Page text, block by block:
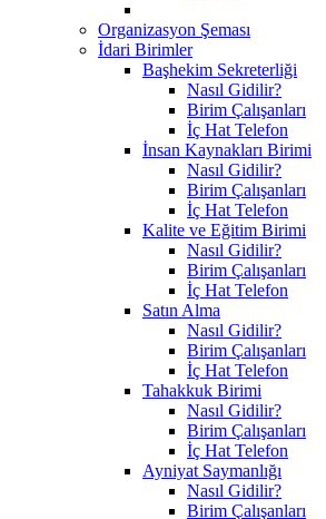
Organizasyon Şeması
İdari Birimler
Başhekim Sekreterliği
Nasıl Gidilir?
Birim Çalışanları
İç Hat Telefon
İnsan Kaynakları Birimi
Nasıl Gidilir?
Birim Çalışanları
İç Hat Telefon
Kalite ve Eğitim Birimi
Nasıl Gidilir?
Birim Çalışanları
İç Hat Telefon
Satın Alma
Nasıl Gidilir?
Birim Çalışanları
İç Hat Telefon
Tahakkuk Birimi
Nasıl Gidilir?
Birim Çalışanları
İç Hat Telefon
Ayniyat Saymanlığı
Nasıl Gidilir?
Birim Çalışanları